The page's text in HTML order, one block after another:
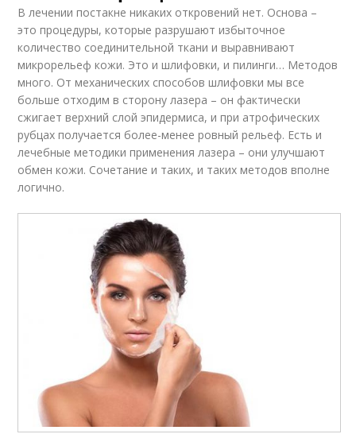
В лечении постакне никаких откровений нет. Основа –
это процедуры, которые разрушают избыточное
количество соединительной ткани и выравнивают
микрорельеф кожи. Это и шлифовки, и пилинги… Методов
много. От механических способов шлифовки мы все
больше отходим в сторону лазера – он фактически
сжигает верхний слой эпидермиса, и при атрофических
рубцах получается более-менее ровный рельеф. Есть и
лечебные методики применения лазера – они улучшают
обмен кожи. Сочетание и таких, и таких методов вполне
логично.